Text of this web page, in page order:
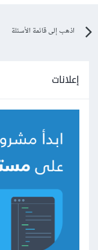
اذهب إلى قائمة الأسئلة
إعلانات